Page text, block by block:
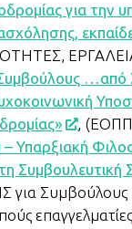
για την
…από
,
Υπαρξιακή
Συμβουλευτική
για